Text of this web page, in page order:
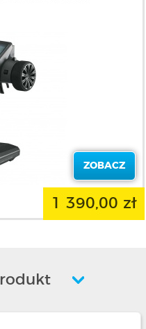
ZOBACZ
1 390,00 zł